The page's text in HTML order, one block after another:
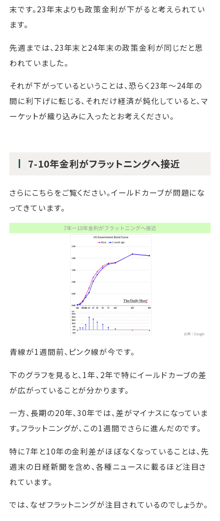
末です。23年末よりも政策金利が下がると考えられてい
ます。
先週までは、23年末と24年末の政策金利が同じだと思
われていました。
それが下がっているということは、恐らく23年～24年の
間に利下げに転じる、それだけ経済が鈍化していると、マ
ーケットが織り込みに入ったとお考えください。
7-10年金利がフラットニングへ接近
さらにこちらをご覧ください。イールドカーブが問題にな
ってきています。
青線が1週間前、ピンク線が今です。
下のグラフを見ると、1年、2年で特にイールドカーブの差
が広がっていることが分かります。
一方、長期の20年、30年では、差がマイナスになっていま
す。フラットニングが、この1週間でさらに進んだのです。
特に7年と10年の金利差がほぼなくなっていることは、先
週末の日経新聞を含め、各種ニュースに載るほど注目さ
れています。
では、なぜフラットニングが注目されているのでしょうか。